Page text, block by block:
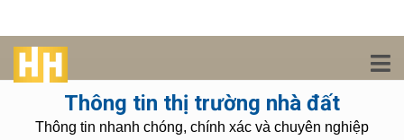
Thông tin thị trường nhà đất
Thông tin nhanh chóng, chính xác và chuyên nghiệp